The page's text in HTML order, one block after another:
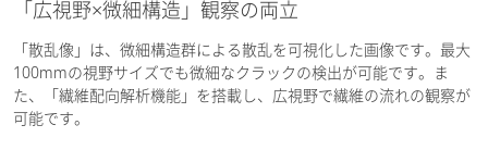
「広視野×微細構造」観察の両立
「散乱像」は、微細構造群による散乱を可視化した画像です。最大
100mmの視野サイズでも微細なクラックの検出が可能です。ま
た、「繊維配向解析機能」を搭載し、広視野で繊維の流れの観察が
可能です。